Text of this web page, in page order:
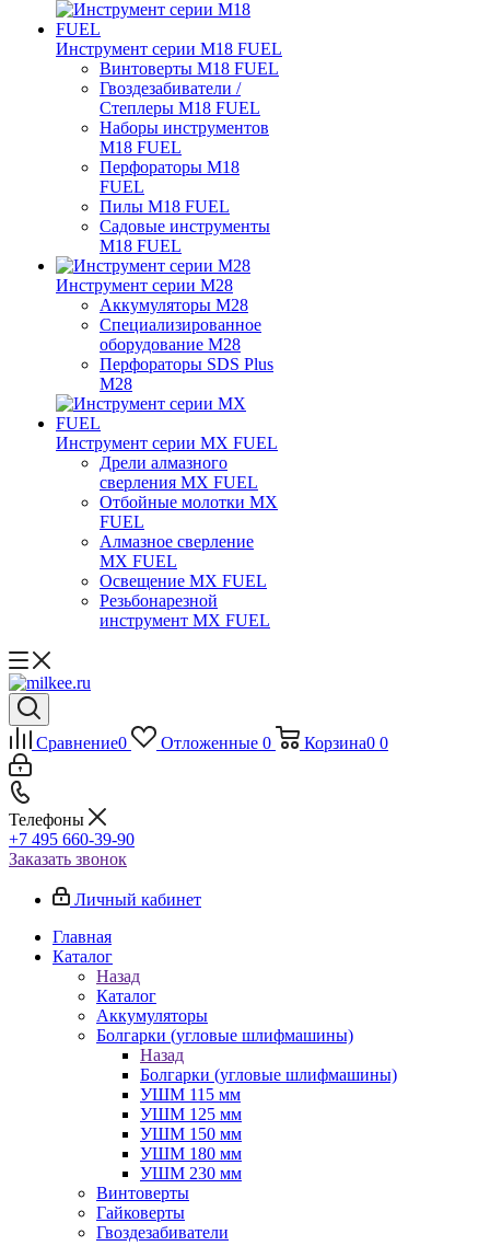
Инструмент серии M18 FUEL
Винтоверты M18 FUEL
Гвоздезабиватели /
Степлеры M18 FUEL
Наборы инструментов
M18 FUEL
Перфораторы M18
FUEL
Пилы M18 FUEL
Садовые инструменты
M18 FUEL
Инструмент серии M28
Аккумуляторы M28
Специализированное
оборудование M28
Перфораторы SDS Plus
M28
Инструмент серии MX FUEL
Дрели алмазного
сверления MX FUEL
Отбойные молотки MX
FUEL
Алмазное сверление
MX FUEL
Освещение MX FUEL
Резьбонарезной
инструмент MX FUEL
Сравнение0 Отложенные 0 Корзина0 0
Телефоны
+7 495 660-39-90
Заказать звонок
Личный кабинет
Главная
Каталог
Назад
Каталог
Аккумуляторы
Болгарки (угловые шлифмашины)
Назад
Болгарки (угловые шлифмашины)
УШМ 115 мм
УШМ 125 мм
УШМ 150 мм
УШМ 180 мм
УШМ 230 мм
Винтоверты
Гайковерты
Гвоздезабиватели